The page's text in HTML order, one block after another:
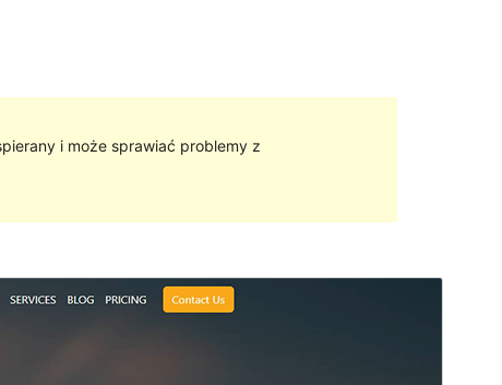
i może sprawiać problemy z
PodglądPobierz